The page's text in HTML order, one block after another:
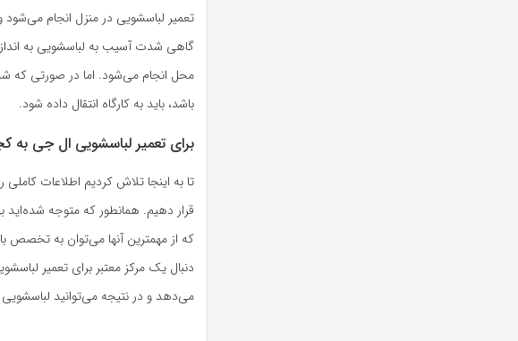
تعمیر لباسشویی در منزل انجام
گاهی شدت آسیب به لباسشویی به
محل انجام می‌شود. اما در صورتی که
باشد، باید به کارگاه انتقال داده شود.
برای تعمیر لباسشویی ال جی به
تا به اینجا تلاش کردیم اطلاعات کاملی
قرار دهیم. همانطور که متوجه
که از مهمترین آنها می‌توان به تخصص
دنبال یک مرکز معتبر برای تعمیر
می‌دهد و در نتیجه می‌توانید لباسشویی